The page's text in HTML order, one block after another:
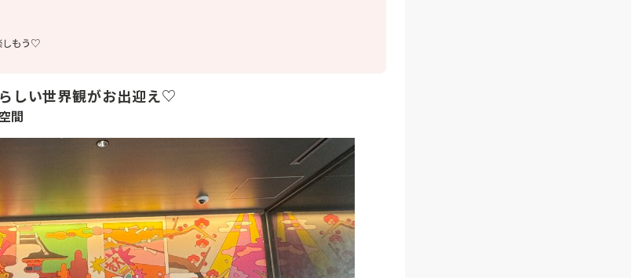
しもう♡
しい世界観がお出迎え♡
間